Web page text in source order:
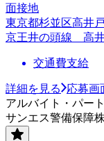
面接地
東京都杉並区高井
京王井の頭線 高
交通費支給
詳細を見る
応募画
アルバイト・パート
サンエス警備保障